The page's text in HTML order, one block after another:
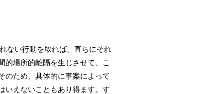
ない行動を取れば、直ちにそれ
的場所的離隔を生じさせて、こ
のため、具体的に事案によって
いえないこともあり得ます。す